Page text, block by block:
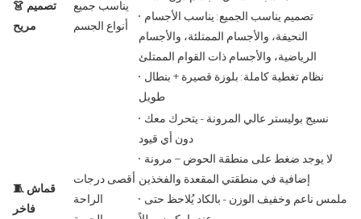
👗 تصميم
مريح
يناسب جميع
أنواع الجسم
• تصميم يناسب الجميع: يناسب الأجسام
النحيفة، والأجسام الممتلئة، والأجسام
الرياضية، والأجسام ذات القوام الممتلئ
• نظام تغطية كاملة: بلوزة قصيرة + بنطال
طويل
🧵 قماش
فاخر
أقصى درجات
الراحة
• نسيج بوليستر عالي المرونة - يتحرك معك
دون أي قيود
• لا يوجد ضغط على منطقة الحوض – مرونة
إضافية في منطقتي المقعدة والفخذين
• ملمس ناعم وخفيف الوزن - بالكاد يُلاحظ حتى